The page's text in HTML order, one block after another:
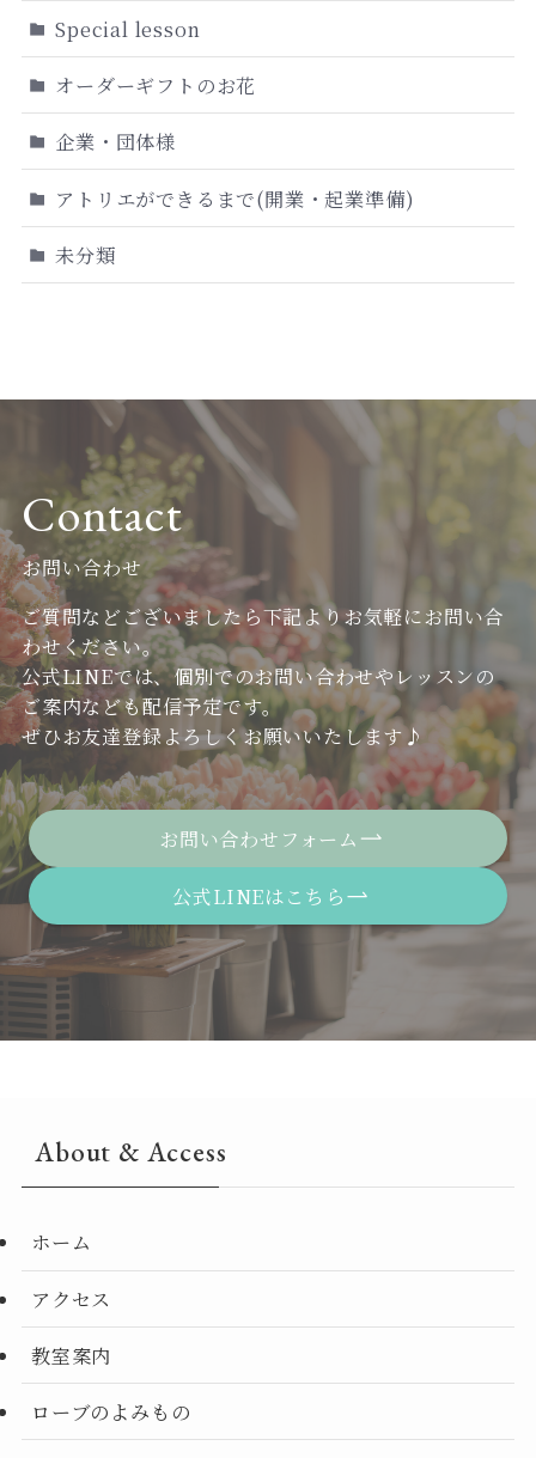
Special lesson
オーダーギフトのお花
企業・団体様
アトリエができるまで(開業・起業準備)
未分類
Contact
お問い合わせ
ご質問などございましたら下記よりお気軽にお問い合
わせください。
公式LINEでは、個別でのお問い合わせやレッスンの
ご案内なども配信予定です。
ぜひお友達登録よろしくお願いいたします♪
お問い合わせフォーム
公式LINEはこちら
About & Access
ホーム
アクセス
教室案内
ローブのよみもの